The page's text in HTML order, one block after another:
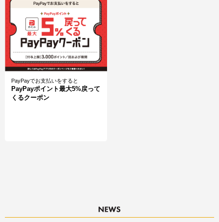
PayPayでお支払いをすると
PayPayポイント最大5%戻って
くるクーポン